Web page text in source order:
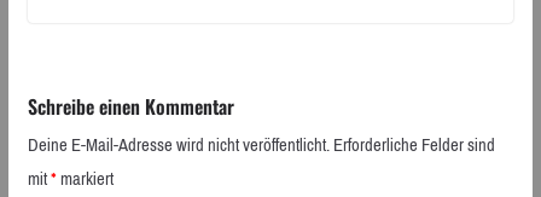
Schreibe einen Kommentar
Deine E-Mail-Adresse wird nicht veröffentlicht.Erforderliche Felder sind
mit*markiert